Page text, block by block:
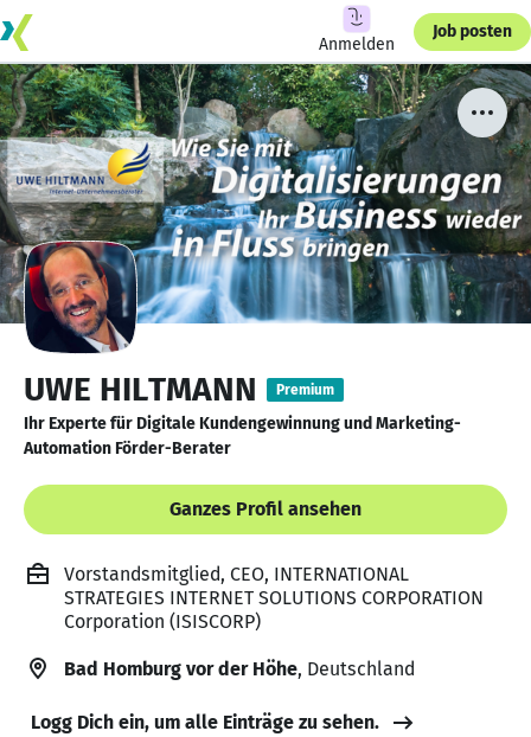
Anmelden
Job posten
UWE HILTMANN Premium
Ihr Experte für Digitale Kundengewinnung und Marketing-
Automation Förder-Berater
Ganzes Profil ansehen
Vorstandsmitglied, CEO, INTERNATIONAL
STRATEGIES INTERNET SOLUTIONS CORPORATION
Corporation (ISISCORP)
Bad Homburg vor der Höhe, Deutschland
Logg Dich ein, um alle Einträge zu sehen.